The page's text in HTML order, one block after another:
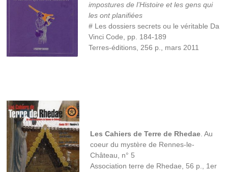
impostures de l’Histoire et les gens qui
les ont planifiées
# Les dossiers secrets ou le véritable Da
Vinci Code, pp. 184-189
Terres-éditions, 256 p., mars 2011
Les Cahiers de Terre de Rhedae . Au
coeur du mystère de Rennes-le-
Château, n° 5
Association terre de Rhedae, 56 p., 1er